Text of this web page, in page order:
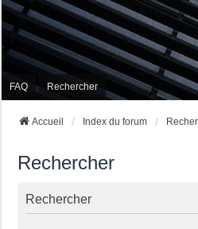
FAQ Rechercher
Accueil Index du forum
Rechercher
Rechercher